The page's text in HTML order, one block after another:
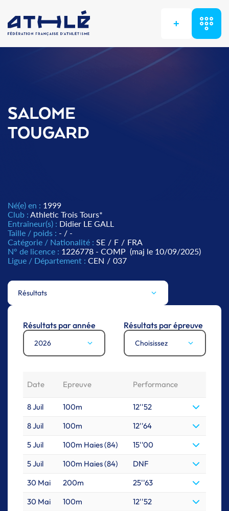
+
SALOME
TOUGARD
Né(e) en : 1999
Club : Athletic Trois Tours*
Entraîneur(s) : Didier LE GALL
Taille / poids : - / -
Catégorie / Nationalité : SE / F / FRA
N° de licence : 1226778 - COMP (maj le 10/09/2025)
Ligue / Département : CEN / 037
Résultats
Résultats par année
2026
Résultats par épreuve
Choisissez
Date Epreuve Performance
8 Juil 100m
12''52
8 Juil
100m
12''64
5 Juil
100m Haies (84)
15''00
5 Juil
100m Haies (84)
DNF
30 Mai
200m
25''63
30 Mai
100m
12''52